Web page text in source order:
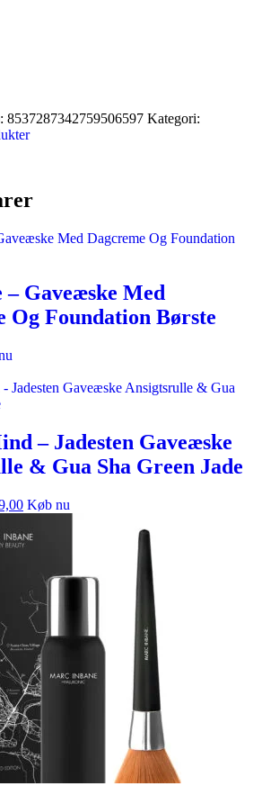
8537287342759506597 Kategori:
– Gaveæske Med
Og Foundation Børste
– Jadesten Gaveæske
& Gua Sha Green Jade
Køb nu